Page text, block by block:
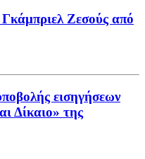
Ζεσούς από
εισηγήσεων
Δίκαιο» της